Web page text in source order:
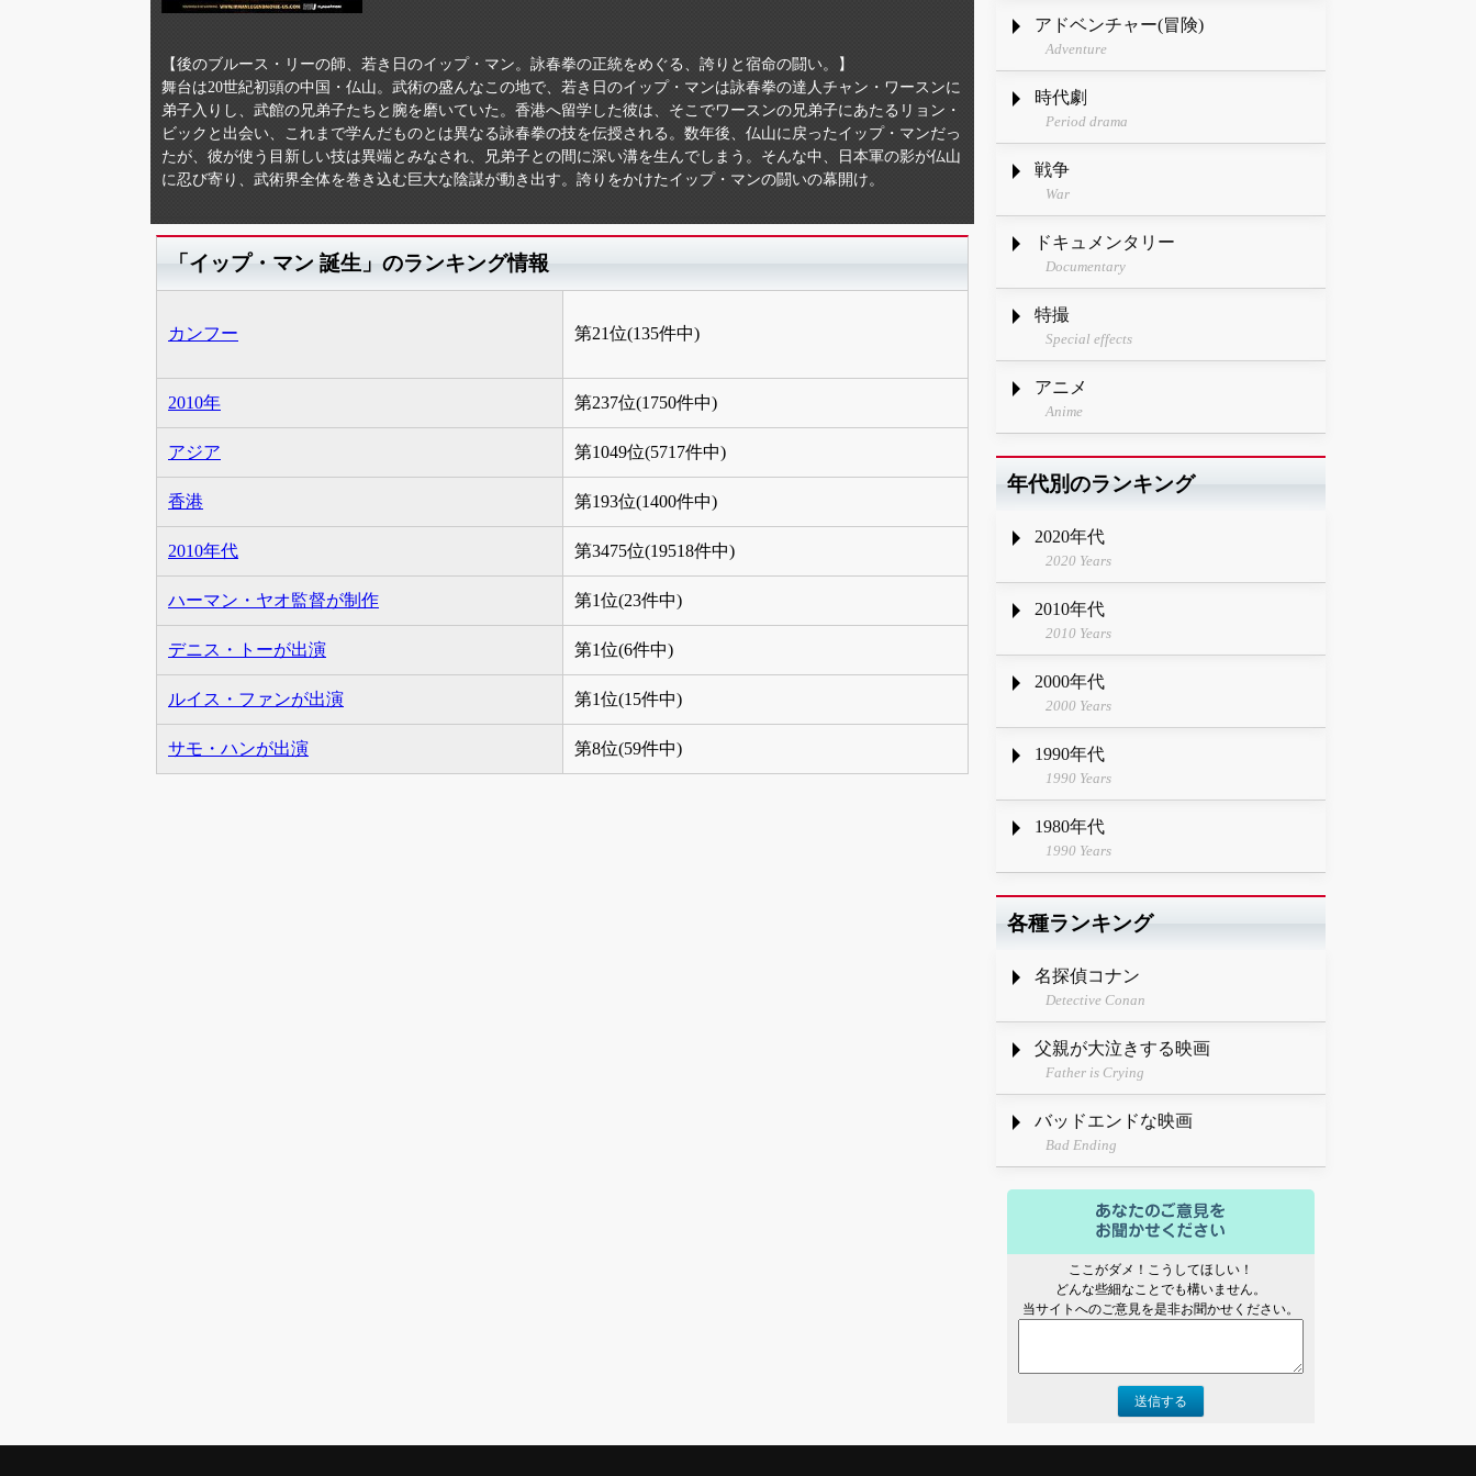
【後のブルース・リーの師、若き日のイップ・マン。詠春拳の正統をめぐる、誇りと宿命の闘い。】
舞台は20世紀初頭の中国・仏山。武術の盛んなこの地で、若き日のイップ・マンは詠春拳の達人チャン・ワースンに
弟子入りし、武館の兄弟子たちと腕を磨いていた。香港へ留学した彼は、そこでワースンの兄弟子にあたるリョン・
ビックと出会い、これまで学んだものとは異なる詠春拳の技を伝授される。数年後、仏山に戻ったイップ・マンだっ
たが、彼が使う目新しい技は異端とみなされ、兄弟子との間に深い溝を生んでしまう。そんな中、日本軍の影が仏山
に忍び寄り、武術界全体を巻き込む巨大な陰謀が動き出す。誇りをかけたイップ・マンの闘いの幕開け。
「イップ・マン 誕生」のランキング情報
カンフー 第21位(135件中)
2010年 第237位(1750件中)
アジア 第1049位(5717件中)
香港 第193位(1400件中)
2010年代 第3475位(19518件中)
ハーマン・ヤオ監督が制作 第1位(23件中)
デニス・トーが出演 第1位(6件中)
ルイス・ファンが出演 第1位(15件中)
サモ・ハンが出演 第8位(59件中)
アドベンチャー(冒険)
Adventure
時代劇
Period drama
戦争
War
ドキュメンタリー
Documentary
特撮
Special effects
アニメ
Anime
年代別のランキング
2020年代
2020 Years
2010年代
2010 Years
2000年代
2000 Years
1990年代
1990 Years
1980年代
1990 Years
各種ランキング
名探偵コナン
Detective Conan
父親が大泣きする映画
Father is Crying
バッドエンドな映画
Bad Ending
ここがダメ！こうしてほしい！
どんな些細なことでも構いません。
当サイトへのご意見を是非お聞かせください。
送信する